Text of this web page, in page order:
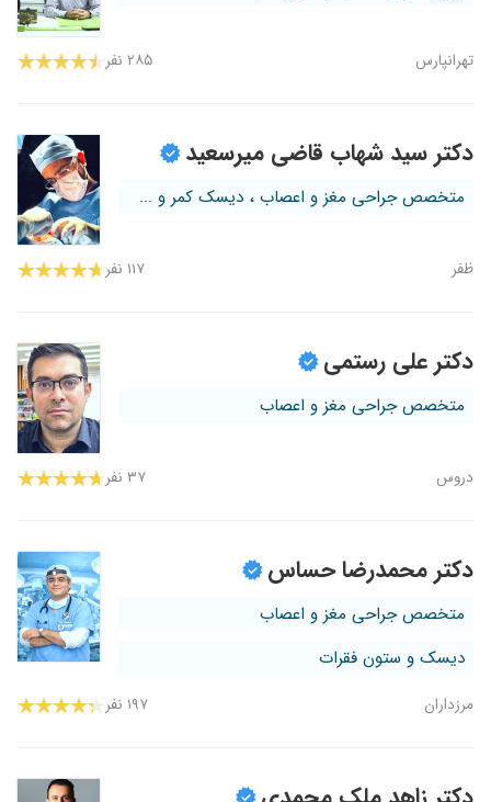
تهرانپارس ۲۸۵ نفر
دکتر سید شهاب قاضی میرسعید
متخصص جراحی مغز و اعصاب ، دیسک کمر و ...
ظفر ۱۱۷ نفر
دکتر علی رستمی
متخصص جراحی مغز و اعصاب
دروس ۳۷ نفر
دکتر محمدرضا حساس
متخصص جراحی مغز و اعصاب
دیسک و ستون فقرات
مرزداران ۱۹۷ نفر